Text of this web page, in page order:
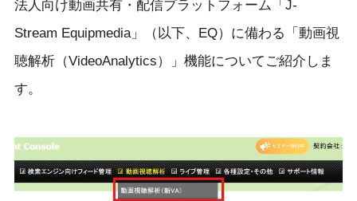
法人向け動画共有・配信プラットフォーム「J-
Stream Equipmedia」（以下、EQ）に備わる「動画視
聴解析（VideoAnalytics）」機能についてご紹介しま
す。